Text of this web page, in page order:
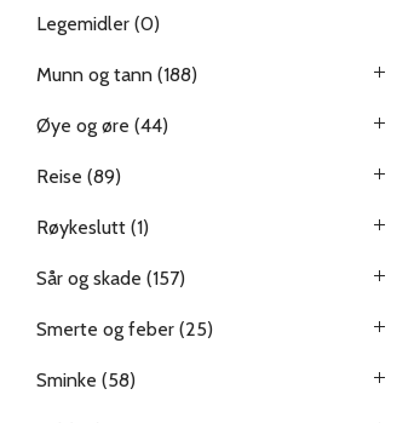
Legemidler (0)
Munn og tann (188)
Øye og øre (44)
Reise (89)
Røykeslutt (1)
Sår og skade (157)
Smerte og feber (25)
Sminke (58)